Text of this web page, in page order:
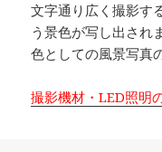
文字通り広く撮影す
う景色が写し出され
色としての風景写真
撮影機材・LED照明